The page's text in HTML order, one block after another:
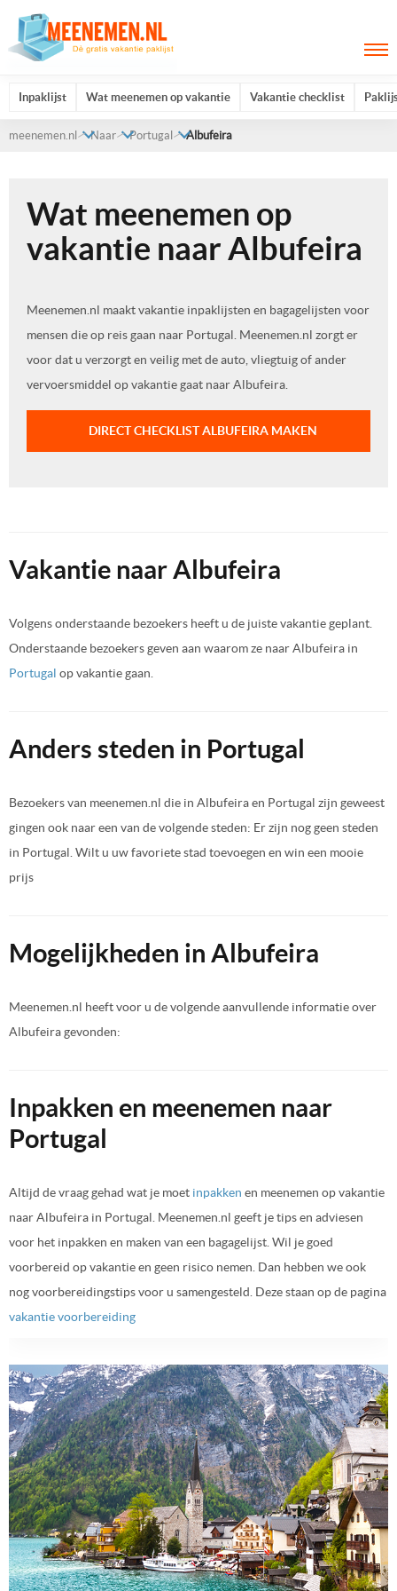
Inpaklijst Wat meenemen op vakantie Vakantie checklist
meenemen.nl Naar Portugal Albufeira
Wat meenemen op
vakantie naar Albufeira
Meenemen.nl maakt vakantie inpaklijsten en bagagelijsten voor
mensen die op reis gaan naar Portugal. Meenemen.nl zorgt er
voor dat u verzorgt en veilig met de auto, vliegtuig of ander
vervoersmiddel op vakantie gaat naar Albufeira.
DIRECT CHECKLIST ALBUFEIRA MAKEN
Vakantie naar Albufeira
Volgens onderstaande bezoekers heeft u de juiste vakantie geplant.
Onderstaande bezoekers geven aan waarom ze naar Albufeira in
Portugal op vakantie gaan.
Anders steden in Portugal
Bezoekers van meenemen.nl die in Albufeira en Portugal zijn geweest
gingen ook naar een van de volgende steden: Er zijn nog geen steden
in Portugal. Wilt u uw favoriete stad toevoegen en win een mooie
prijs
Mogelijkheden in Albufeira
Meenemen.nl heeft voor u de volgende aanvullende informatie over
Albufeira gevonden:
Inpakken en meenemen naar
Portugal
Altijd de vraag gehad wat je moet inpakken en meenemen op vakantie
naar Albufeira in Portugal. Meenemen.nl geeft je tips en adviesen
voor het inpakken en maken van een bagagelijst. Wil je goed
voorbereid op vakantie en geen risico nemen. Dan hebben we ook
nog voorbereidingstips voor u samengesteld. Deze staan op de pagina
vakantie voorbereiding